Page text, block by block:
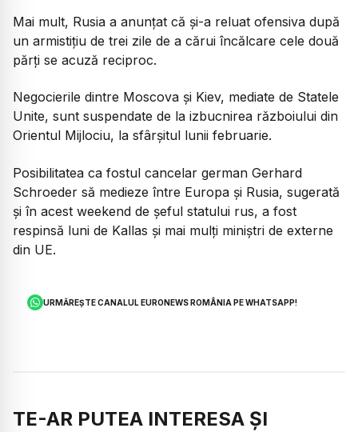
Mai mult, Rusia a anunțat că și-a reluat ofensiva după
un armistițiu de trei zile de a cărui încălcare cele două
părți se acuză reciproc.
Negocierile dintre Moscova și Kiev, mediate de Statele
Unite, sunt suspendate de la izbucnirea războiului din
Orientul Mijlociu, la sfârșitul lunii februarie.
Posibilitatea ca fostul cancelar german Gerhard
Schroeder să medieze între Europa și Rusia, sugerată
și în acest weekend de șeful statului rus, a fost
respinsă luni de Kallas și mai mulți miniștri de externe
din UE.
URMĂREȘTE CANALUL EURONEWS ROMÂNIA PE WHATSAPP!
TE-AR PUTEA INTERESA ȘI